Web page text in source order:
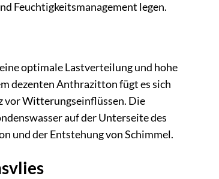
Feuchtigkeitsmanagement legen.
optimale Lastverteilung und hohe
dezenten Anthrazitton fügt es sich
vor Witterungseinflüssen. Die
auf der Unterseite des
und der Entstehung von Schimmel.